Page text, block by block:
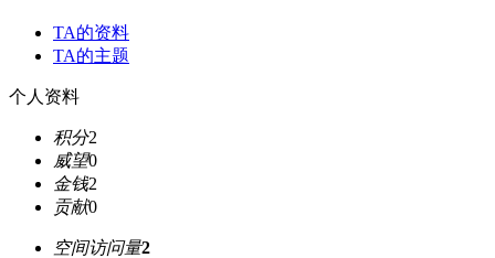
TA的资料
TA的主题
个人资料
积分2
威望0
金钱2
贡献0
空间访问量2